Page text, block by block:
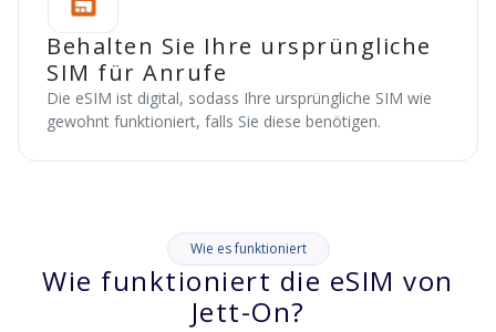
Behalten Sie Ihre ursprüngliche
SIM für Anrufe
Die eSIM ist digital, sodass Ihre ursprüngliche SIM wie
gewohnt funktioniert, falls Sie diese benötigen.
Wie es funktioniert
Wie funktioniert die eSIM von
Jett-On?